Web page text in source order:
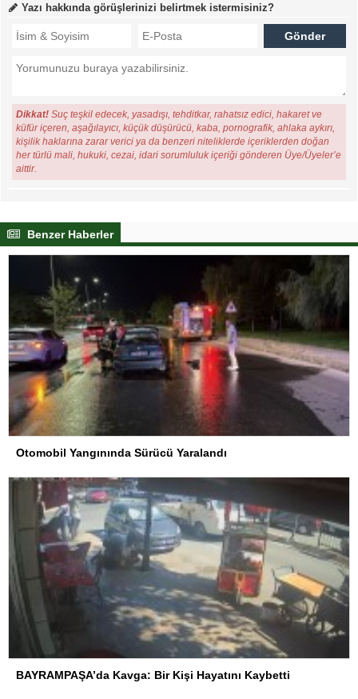
Yazı hakkında görüşlerinizi belirtmek istermisiniz?
Dikkat! Suç teşkil edecek, yasadışı, tehditkar, rahatsız edici, hakaret ve
küfür içeren, aşağılayıcı, küçük düşürücü, kaba, pornografik, ahlaka aykırı,
kişilik haklarına zarar verici ya da benzeri niteliklerde içeriklerden doğan
her türlü mali, hukuki, cezai, idari sorumluluk içeriği gönderen Üye/Üyeler’e
aittir.
Benzer Haberler
Otomobil Yangınında Sürücü Yaralandı
BAYRAMPAŞA’da Kavga: Bir Kişi Hayatını Kaybetti